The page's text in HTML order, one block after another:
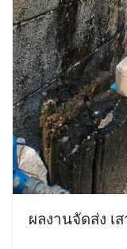
ผลงานจัดส่ง เ